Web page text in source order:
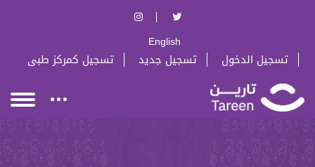
English
تسجيل الدخول تسجيل جديد تسجيل كمركز طبى